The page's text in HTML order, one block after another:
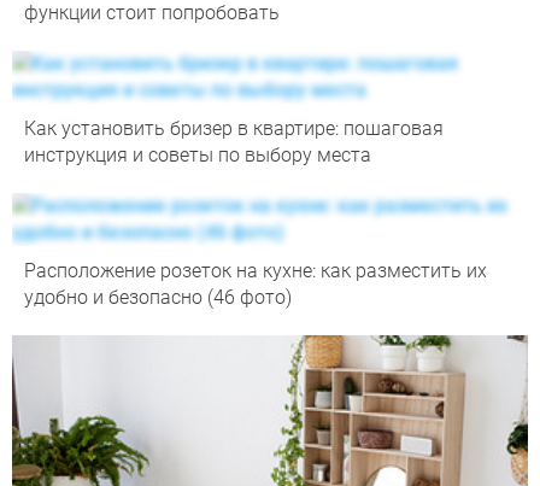
функции стоит попробовать
Как установить бризер в квартире: пошаговая
инструкция и советы по выбору места
Расположение розеток на кухне: как разместить их
удобно и безопасно (46 фото)